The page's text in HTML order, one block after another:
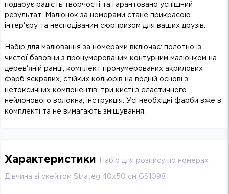
подарує радість творчості та гарантовано успішний
результат. Малюнок за номерами стане прикрасою
інтер'єру та несподіваним сюрпризом для ваших друзів.
Набір для малювання за номерами включає: полотно із
чистої бавовни з пронумерованим контурним малюнком на
дерев'яній рамці; комплект пронумерованих акрилових
фарб яскравих, стійких кольорів на водній основі з
нетоксичних компонентів; три кисті з еластичного
нейлонового волокна; інструкція. Усі необхідні фарби вже в
комплекті та не вимагають змішування.
Характеристики Набір для розпису по номерах
Дівчина зі скейтом Strateg 40х50 см GS1098